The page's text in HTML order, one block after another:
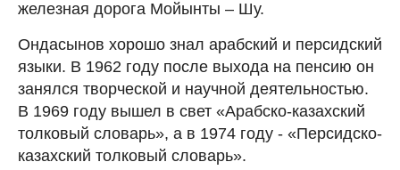
железная дорога Мойынты – Шу.
Ондасынов хорошо знал арабский и персидский
языки. В 1962 году после выхода на пенсию он
занялся творческой и научной деятельностью.
В 1969 году вышел в свет «Арабско-казахский
толковый словарь», а в 1974 году - «Персидско-
казахский толковый словарь».